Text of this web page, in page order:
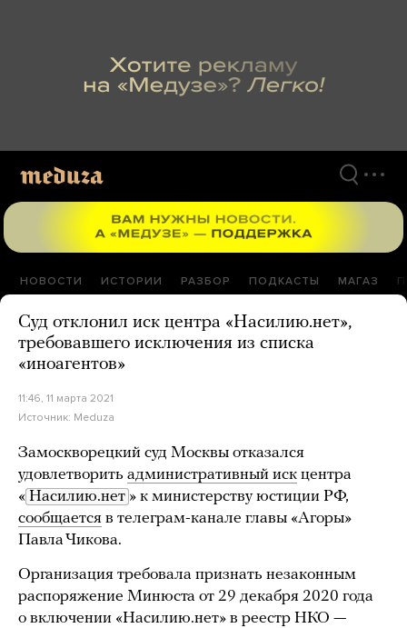
НОВОСТИ ИСТОРИИ РАЗБОР ПОДКАСТЫ МАГАЗ
Суд отклонил иск центра «Насилию.нет»,
требовавшего исключения из списка
«иноагентов»
11:46, 11 марта 2021
Источник: Meduza
Замоскворецкий суд Москвы отказался
удовлетворить административный иск центра
« Насилию.нет » к министерству юстиции РФ,
сообщается в телеграм-канале главы «Агоры»
Павла Чикова.
Организация требовала признать незаконным
распоряжение Минюста от 29 декабря 2020 года
о включении «Насилию.нет» в реестр НКО —